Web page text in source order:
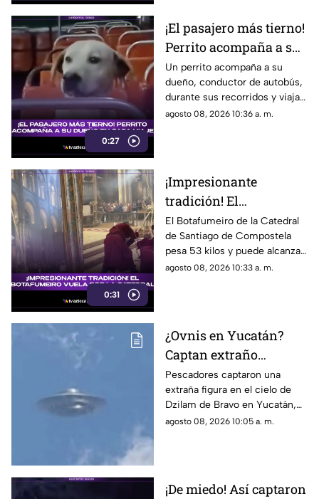
0:27
¡El pasajero más tierno!
Perrito acompaña a su
dueño durante cada
ruta
Un perrito acompaña a su
dueño, conductor de autobús,
durante sus recorridos y viaja
como un pasajero más. Su
agosto 08, 2026 10:36 a. m.
0:31
¡Impresionante
tradición! El
Botafumeiro vuela por
la Catedral de Santiago
El Botafumeiro de la Catedral
de Santiago de Compostela
pesa 53 kilos y puede alcanzar
68 km/h. Conoce la historia de
agosto 08, 2026 10:33 a. m.
¿Ovnis en Yucatán?
Captan extraño
OBJETO en el CIELO de
Yucatán; genera
asombro
Pescadores captaron una
extraña figura en el cielo de
Dzilam de Bravo en Yucatán,
desatando todo tipo de teorías,
agosto 08, 2026 10:05 a. m.
¡De miedo! Así captaron